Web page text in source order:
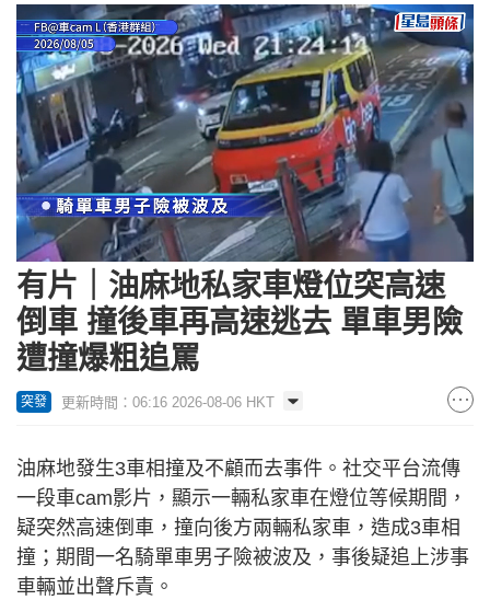
Unmute Loaded
100.00%
有片｜油麻地私家車燈位突高速
倒車 撞後車再高速逃去 單車男險
遭撞爆粗追罵
突發 更新時間：06:16 2026-08-06 HKT
油麻地發生3車相撞及不顧而去事件。社交平台流傳
一段車cam影片，顯示一輛私家車在燈位等候期間，
疑突然高速倒車，撞向後方兩輛私家車，造成3車相
撞；期間一名騎單車男子險被波及，事後疑追上涉事
車輛並出聲斥責。